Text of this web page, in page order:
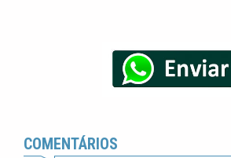
COMENTÁRIOS